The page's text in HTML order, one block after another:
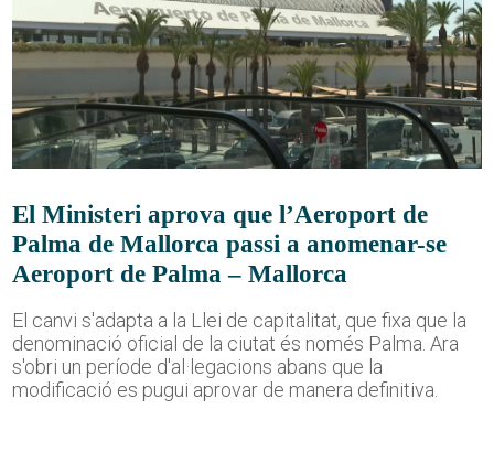
El Ministeri aprova que l’Aeroport de
Palma de Mallorca passi a anomenar-se
Aeroport de Palma – Mallorca
El canvi s'adapta a la Llei de capitalitat, que fixa que la
denominació oficial de la ciutat és només Palma. Ara
s'obri un període d'al·legacions abans que la
modificació es pugui aprovar de manera definitiva.